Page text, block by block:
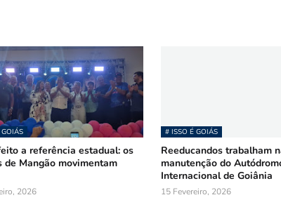
a referência estadual: os
de Mangão movimentam
2026
# ISSO É GOIÁS
Reeducandos trabalham
manutenção do
Internacional de Goiânia
15 Fevereiro, 2026